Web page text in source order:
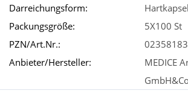
Darreichungsform:
Packungsgröße:
5X100 St
PZN/Art.Nr.:
02358183
Anbieter/Hersteller:
MEDICE